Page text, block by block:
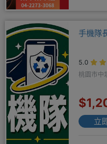
手機隊
5.0
桃園市中
立